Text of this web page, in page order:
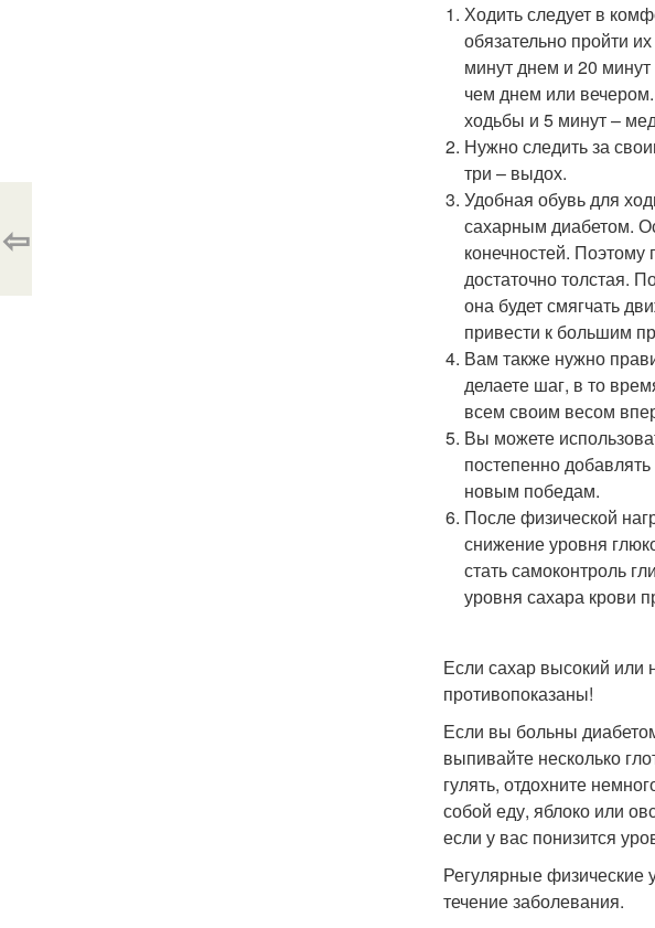
Ходить следует в
обязательно пройти
минут днем и 20
чем днем ​​или
ходьбы и 5 минут –
Нужно следить за
три – выдох.
Удобная обувь для
сахарным диабетом.
конечностей.
достаточно толстая.
она будет смягчать
привести к большим
Вам также нужно
делаете шаг, в то
всем своим весом
Вы можете
постепенно
новым победам.
После физической
снижение уровня
стать самоконтроль
уровня сахара крови
Если сахар высокий или
противопоказаны!
Если вы больны
выпивайте несколько
гулять, отдохните
собой еду, яблоко или
если у вас понизится
Регулярные физические
течение заболевания.
⇦